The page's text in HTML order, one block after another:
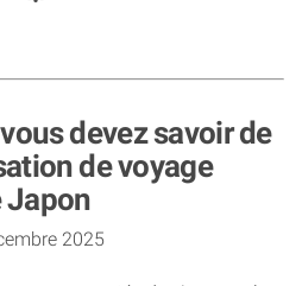
devez savoir de
de voyage
Japon
2025